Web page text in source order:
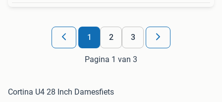
1 2 3
Pagina 1 van 3
Cortina U4 28 Inch Damesfiets